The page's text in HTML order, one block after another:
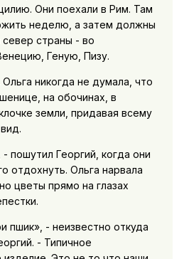
Они поехали в Рим. Там
неделю, а затем должны
север страны - во
Геную, Пизу.
никогда не думала, что
на обочинах, в
земли, придавая всему
пошутил Георгий, когда они
отдохнуть. Ольга нарвала
цветы прямо на глазах
пшик», - неизвестно откуда
- Типичное